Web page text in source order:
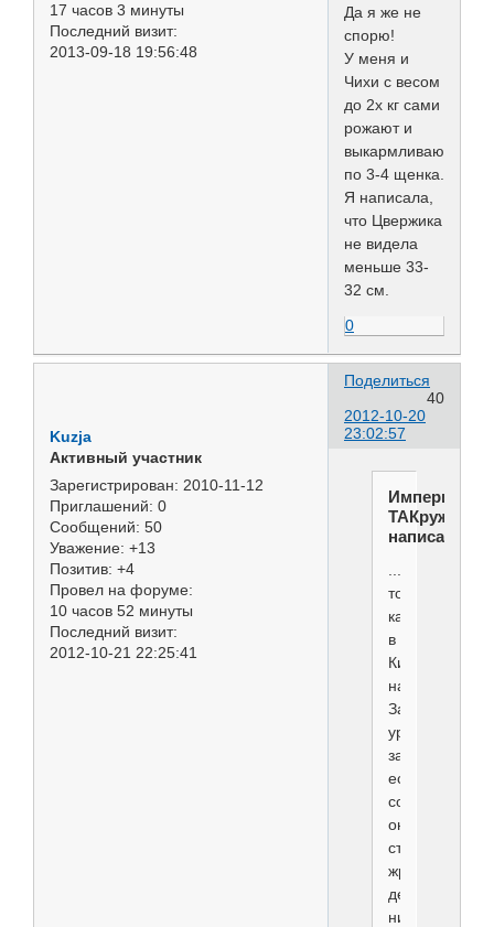
17 часов 3 минуты
Последний визит:
2013-09-18 19:56:48
Да я же не
спорю!
У меня и
Чихи с весом
до 2х кг сами
рожают и
выкармливают
по 3-4 щенка.
Я написала,
что Цвержика
не видела
меньше 33-
32 см.
0
Поделиться
40
2012-10-20
23:02:57
Kuzja
Активный участник
Зарегистрирован: 2010-11-12
Приглашений: 0
Сообщений: 50
Уважение: +13
Позитив: +4
Провел на форуме:
10 часов 52 минуты
Последний визит:
2012-10-21 22:25:41
Империя
ТАКруж
написал(а):
того,
как
в
Китае
на
уровне
запретили
есть
собак,
они
стали
жрать
ничего...как-